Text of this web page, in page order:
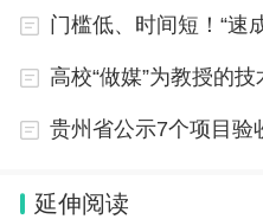
出口关税，对其中68项商
促进新材料产业发展，降
二、税则税目
2024年根据国内需要
高校“做媒”为教授的技
贵州省公示7个项目验
延伸阅读